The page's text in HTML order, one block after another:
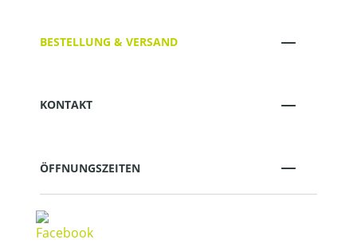
BESTELLUNG & VERSAND
KONTAKT
ÖFFNUNGSZEITEN